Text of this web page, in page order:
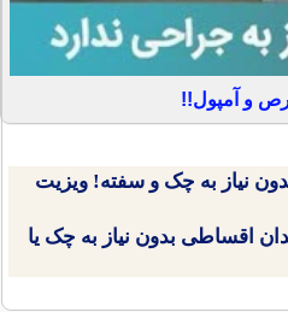
و آمپول!!
نیاز به چک و سفته! ویزیت
اقساطی بدون نیاز به چک یا